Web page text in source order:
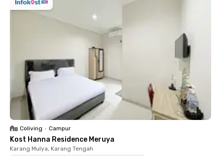
Coliving • Campur
Kost Hanna Residence Meruya
Karang Mulya, Karang Tengah